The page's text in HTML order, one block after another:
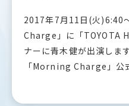
2017年7月11日(火)6:40
Charge」に「TOYOTA
ナーに青木健が出演します
「Morning Charge」公